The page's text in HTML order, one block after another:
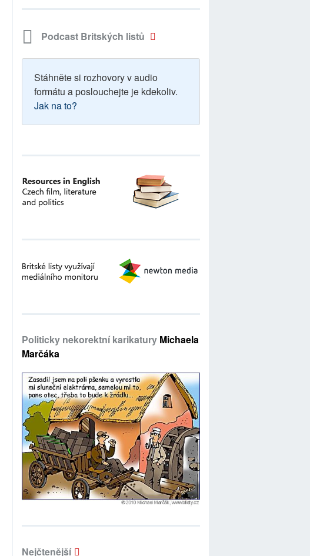
Podcast Britských listů
Stáhněte si rozhovory v audio
formátu a poslouchejte je kdekoliv.
Jak na to?
Politicky nekorektní karikatury Michaela
Marčáka
Nejčtenější